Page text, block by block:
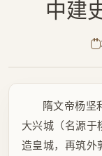
中建
隋文帝杨坚
大兴城（名源于
造皇城，再筑外